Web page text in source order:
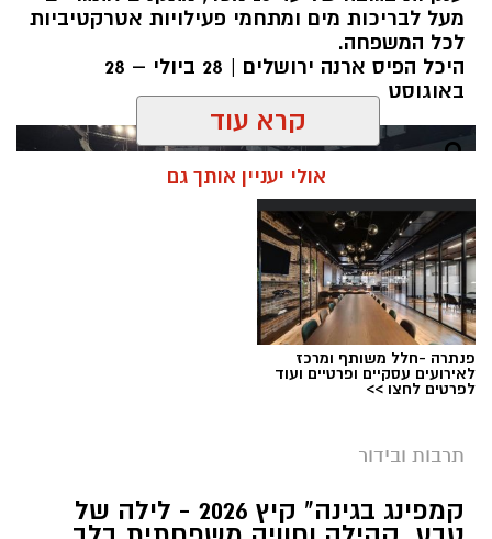
מעל לבריכות מים ומתחמי פעילויות אטרקטיביות
לכל המשפחה.
היכל הפיס ארנה ירושלים | 28 ביולי – 28
באוגוסט
מערכת ירושלים נט / 10:00 28.07.26
קרא עוד
אולי יעניין אותך גם
פנתרה -חלל משותף ומרכז
לאירועים עסקיים ופרטיים ועוד
לפרטים לחצו >>
תרבות ובידור
קמפינג בגינה" קיץ 2026 - לילה של